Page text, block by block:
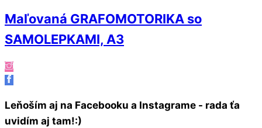
Maľovaná GRAFOMOTORIKA so
SAMOLEPKAMI, A3
Leňoším aj na Facebooku a Instagrame - rada ťa
uvidím aj tam!:)